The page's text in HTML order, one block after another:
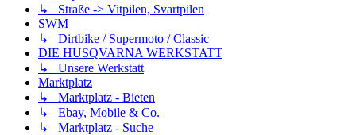
↳ Straße -> Vitpilen, Svartpilen
SWM
↳ Dirtbike / Supermoto / Classic
DIE HUSQVARNA WERKSTATT
↳ Unsere Werkstatt
Marktplatz
↳ Marktplatz - Bieten
↳ Ebay, Mobile & Co.
↳ Marktplatz - Suche